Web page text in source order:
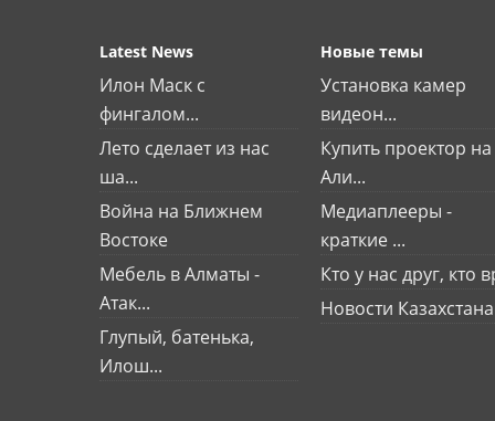
Latest News
Илон Маск с
фингалом...
Лето сделает из нас
ша...
Война на Ближнем
Востоке
Мебель в Алматы -
Атак...
Глупый, батенька,
Илош...
Новые темы
Установка камер
видеон...
Купить проектор на
Али...
Медиаплееры -
краткие ...
Кто у нас друг, кто
Новости Казахстана